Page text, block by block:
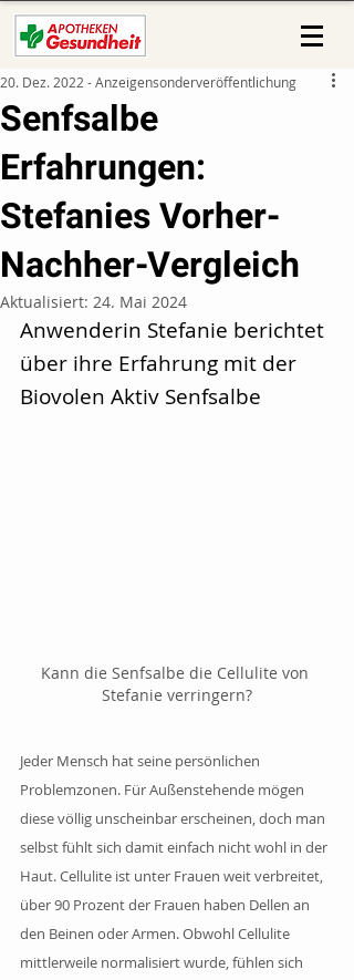
Senfsalbe
Erfahrungen:
Stefanies Vorher-
Nachher-Vergleich
20. Dez. 2022 - Anzeigensonderveröffentlichung
Aktualisiert: 24. Mai 2024
Anwenderin Stefanie berichtet
über ihre Erfahrung mit der
Biovolen Aktiv Senfsalbe
Kann die Senfsalbe die Cellulite von
Stefanie verringern?
Jeder Mensch hat seine persönlichen
Problemzonen. Für Außenstehende mögen
diese völlig unscheinbar erscheinen, doch man
selbst fühlt sich damit einfach nicht wohl in der
Haut. Cellulite ist unter Frauen weit verbreitet,
über 90 Prozent der Frauen haben Dellen an
den Beinen oder Armen. Obwohl Cellulite
mittlerweile normalisiert wurde, fühlen sich